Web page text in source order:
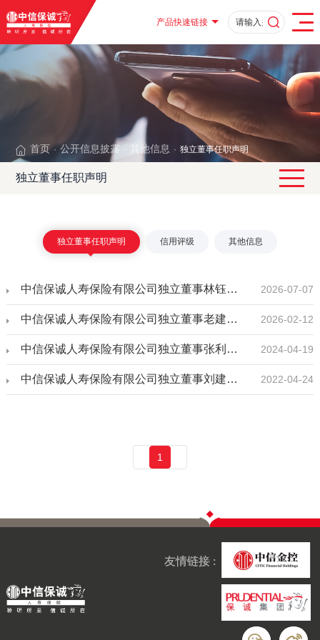
产品快速链接
首页 · 公开信息披露 其他信息 · 独立董事任职声明
独立董事任职声明
独立董事任职声明 信用评级 其他信息
中信保诚人寿保险有限公司独立董事林钰华任职声明 2026-07-07
中信保诚人寿保险有限公司独立董事老建荣任职声明 2026-02-12
中信保诚人寿保险有限公司独立董事张利国任职声明 2024-04-19
中信保诚人寿保险有限公司独立董事刘建新（LOW CHIAN SIN）任职声明 2022-04-24
1
友情链接 :